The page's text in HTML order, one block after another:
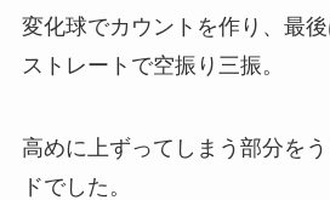
変化球でカウントを作り、最
ストレートで空振り三振。
高めに上ずってしまう部分を
ドでした。